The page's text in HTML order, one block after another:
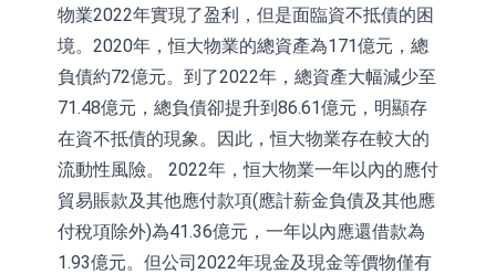
場為主 並已取得歐美相關認證
上交所：財通多策略福鑫定期開放靈
活配置混合型發起式證券投資基金臨
時停牌
上交所：景順長城全球半導體芯片產
業股票型證券投資基金臨時停牌
【異動股】港股跌幅榜前十，卡森國
際(00496.HK)跌22.40%，九福來
(08611.HK)跌21.01%
【異動股】港股漲幅榜前十，拿森科
技(02261.HK)漲+75.05%，辰興發展
(02286.HK)漲+64.91%
神火股份：新疆神火鋁水轉化率已
100%
【異動股】焦炭Ⅲ板塊下挫，陝西黑
物業2022年實現了盈利，但是面臨資不抵債的困
境。2020年，恒大物業的總資產為171億元，總
負債約72億元。到了2022年，總資產大幅減少至
71.48億元，總負債卻提升到86.61億元，明顯存
在資不抵債的現象。因此，恒大物業存在較大的
流動性風險。 2022年，恒大物業一年以內的應付
貿易賬款及其他應付款項(應計薪金負債及其他應
付稅項除外)為41.36億元，一年以內應還借款為
1.93億元。但公司2022年現金及現金等價物僅有